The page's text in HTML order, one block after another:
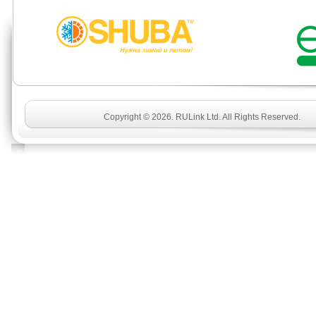
Copyright © 2026. RULink Ltd. All Rights Reserved.